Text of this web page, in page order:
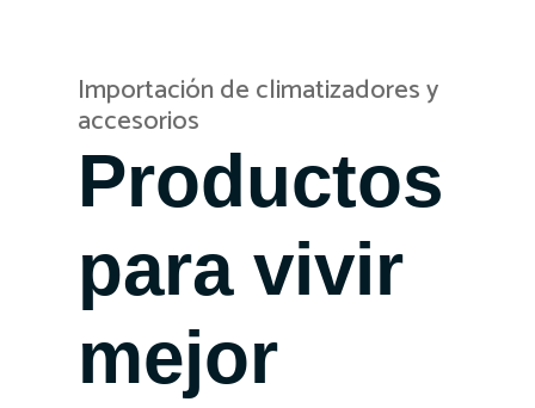
Importación de climatizadores y
accesorios
Productos
para vivir
mejor